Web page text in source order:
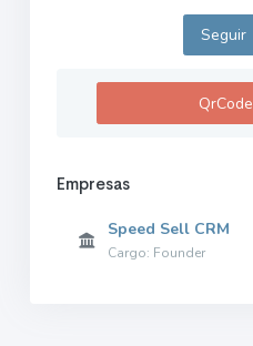
Seguir
QrCode
Empresas
Speed Sell CRM
Cargo: Founder